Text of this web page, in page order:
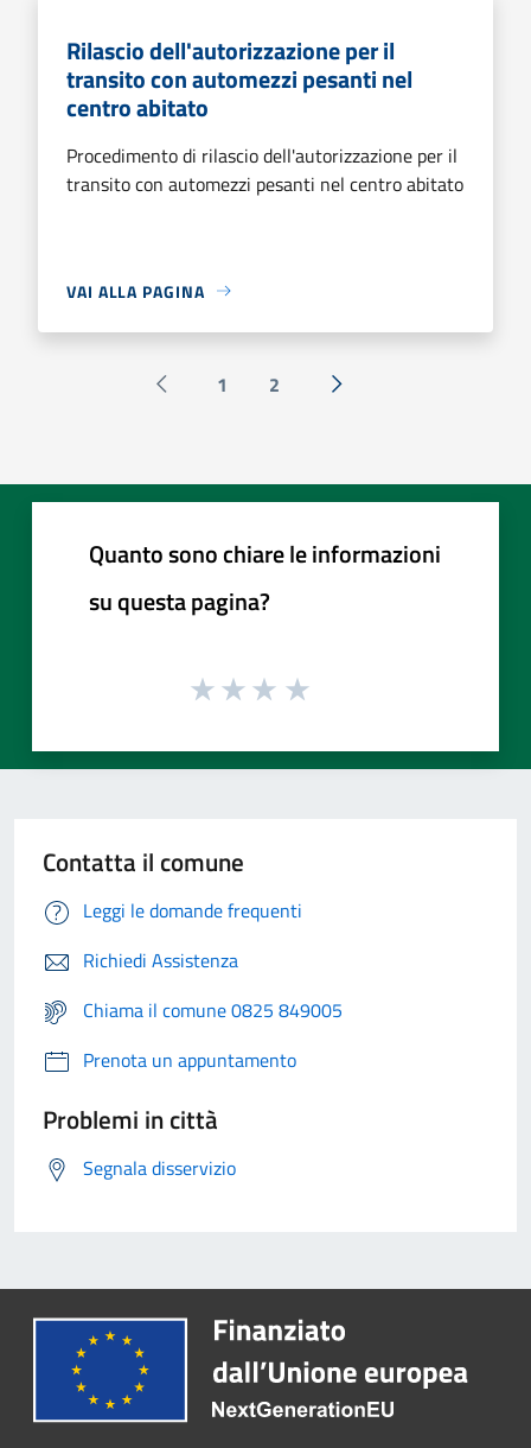
Rilascio dell'autorizzazione per il
transito con automezzi pesanti nel
centro abitato
Procedimento di rilascio dell'autorizzazione per il
transito con automezzi pesanti nel centro abitato
VAI ALLA PAGINA
Pagina precedente
1 2 Successiva »
Quanto sono chiare le informazioni
su questa pagina?
Contatta il comune
Leggi le domande frequenti
Richiedi Assistenza
Chiama il comune 0825 849005
Prenota un appuntamento
Problemi in città
Segnala disservizio